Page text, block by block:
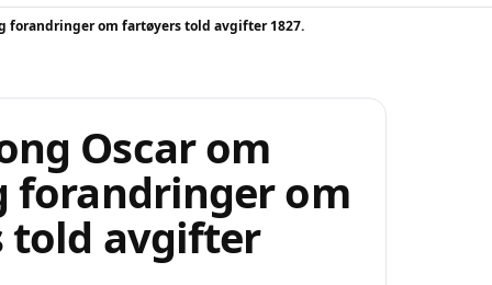
forandringer om fartøyers told avgifter 1827.
Oscar om
forandringer om
told avgifter